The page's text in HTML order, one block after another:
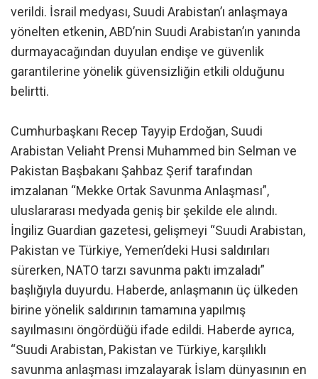
verildi. İsrail medyası, Suudi Arabistan’ı anlaşmaya
yönelten etkenin, ABD’nin Suudi Arabistan’ın yanında
durmayacağından duyulan endişe ve güvenlik
garantilerine yönelik güvensizliğin etkili olduğunu
belirtti.
Cumhurbaşkanı Recep Tayyip Erdoğan, Suudi
Arabistan Veliaht Prensi Muhammed bin Selman ve
Pakistan Başbakanı Şahbaz Şerif tarafından
imzalanan “Mekke Ortak Savunma Anlaşması”,
uluslararası medyada geniş bir şekilde ele alındı.
İngiliz Guardian gazetesi, gelişmeyi “Suudi Arabistan,
Pakistan ve Türkiye, Yemen’deki Husi saldırıları
sürerken, NATO tarzı savunma paktı imzaladı”
başlığıyla duyurdu. Haberde, anlaşmanın üç ülkeden
birine yönelik saldırının tamamına yapılmış
sayılmasını öngördüğü ifade edildi. Haberde ayrıca,
“Suudi Arabistan, Pakistan ve Türkiye, karşılıklı
savunma anlaşması imzalayarak İslam dünyasının en